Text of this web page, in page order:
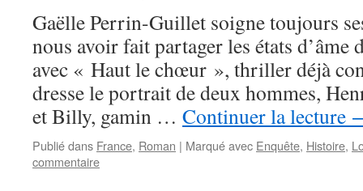
Gaëlle Perrin-Guillet soigne toujours
nous avoir fait partager les états d’âme
avec « Haut le chœur », thriller déjà
dresse le portrait de deux hommes,
et Billy, gamin … Continuer la lecture
Publié dans France, Roman | Marqué avec Enquête, Histoire,
commentaire